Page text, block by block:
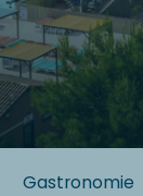
Gastronomie